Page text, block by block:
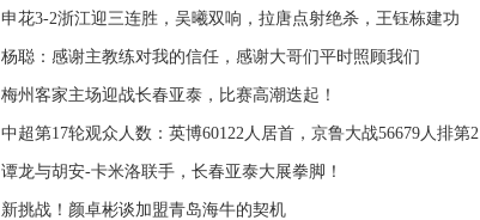
申花3-2浙江迎三连胜，吴曦双响，拉唐点射绝杀，王钰栋建功
杨聪：感谢主教练对我的信任，感谢大哥们平时照顾我们
梅州客家主场迎战长春亚泰，比赛高潮迭起！
中超第17轮观众人数：英博60122人居首，京鲁大战56679人排第2
谭龙与胡安-卡米洛联手，长春亚泰大展拳脚！
新挑战！颜卓彬谈加盟青岛海牛的契机